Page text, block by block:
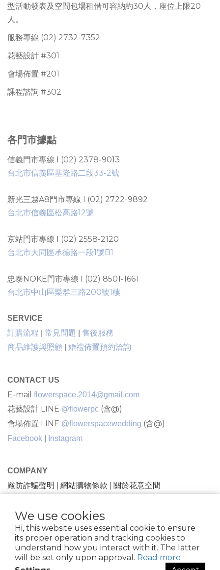
We use cookies
Hi, this website uses essential cookie to ensure
its proper operation and tracking cookies to
understand how you interact with it. The latter
will be set only upon approval. Read more
型活動發表及空間包場租借可容納約30人 ，座位上限20
人。
服務專線 (02) 2732-7352
花藝設計 #301
會場佈置 #201
課程諮詢 #302
各門市據點
信義門市專線 I (02) 2378-9013
台北市信義區基隆路二段33-2號
新光三越A8門市專線 I (02) 2722-9892
台北市信義區松高路12號
京站門市專線 I (02) 2558-2120
台北市大同區承德路一段1號B1
忠泰NOKE門市專線 I (02) 8501-1661
台北市中山區樂群三路200號1樓
SERVICE
訂購流程
常見問題 售後服務
商品維護與照顧 婚禮佈置預約洽詢
CONTACT US
E-mail flowerspace.2014@gmail.com
花藝設計 LINE @flowerpc (含@)
會場佈置 LINE @flowerspacewedding (含@)
Facebook Instagram
COMPANY
嚴防詐騙聲明 網站購物條款 關於花意空間
隱私條款 |條款及細則| 2021 © FlowerSpace |花意空間
花苑 |81734432